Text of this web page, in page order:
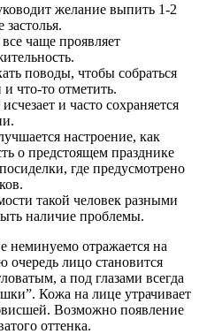
желание выпить 1-2
чаще проявляет
поводы, чтобы собраться
что-то отметить.
и часто сохраняется
настроение, как
о предстоящем празднике
где предусмотрено
такой человек разными
наличие проблемы.
неминуемо отражается на
очередь лицо становится
а под глазами всегда
Кожа на лице утрачивает
Возможно появление
оттенка.